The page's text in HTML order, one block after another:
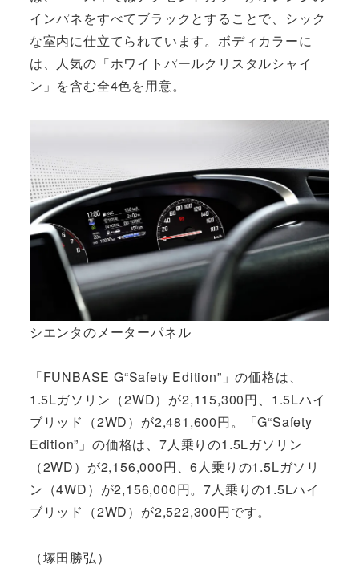
インパネをすべてブラックとすることで、シック
な室内に仕立てられています。ボディカラーに
は、人気の「ホワイトパールクリスタルシャイ
ン」を含む全4色を用意。
シエンタのメーターパネル
「FUNBASE G“Safety Edition”」の価格は、
1.5Lガソリン（2WD）が2,115,300円、1.5Lハイ
ブリッド（2WD）が2,481,600円。「G“Safety
Edition”」の価格は、7人乗りの1.5Lガソリン
（2WD）が2,156,000円、6人乗りの1.5Lガソリ
ン（4WD）が2,156,000円。7人乗りの1.5Lハイ
ブリッド（2WD）が2,522,300円です。
（塚田勝弘）